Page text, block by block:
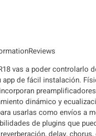
Reviews
vas a poder controlarlo
de fácil instalación.
dinámico y
usarlas como envíos a
de plugins que